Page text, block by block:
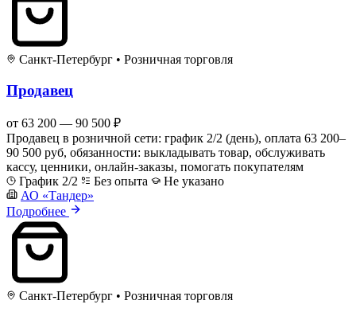
Санкт-Петербург • Розничная торговля
Продавец
от 63 200 — 90 500 ₽
Продавец в розничной сети: график 2/2 (день), оплата 63 200–
90 500 руб, обязанности: выкладывать товар, обслуживать
кассу, ценники, онлайн-заказы, помогать покупателям
График 2/2
Без опыта
Не указано
АО «Тандер»
Подробнее
Санкт-Петербург • Розничная торговля